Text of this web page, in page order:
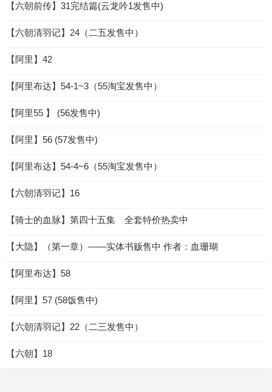
【六朝前传】31完结篇(云龙吟1发售中)
【六朝清羽记】24（二五发售中）
【阿里】42
【阿里布达】54-1~3（55淘宝发售中）
【阿里55 】 (56发售中)
【阿里】56 (57发售中)
【阿里布达】54-4~6（55淘宝发售中）
【六朝清羽记】16
【骑士的血脉】第四十五集 全套特价热卖中
【大隐】（第一章）——实体书贩售中 作者：血珊瑚
【阿里布达】58
【阿里】57 (58饭售中)
【六朝清羽记】22（二三发售中）
【六朝】18